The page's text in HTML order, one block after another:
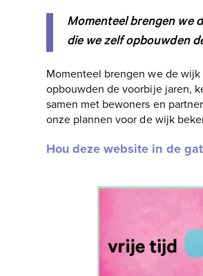
Momenteel brengen we
die we zelf opbouwden
Momenteel brengen we de
opbouwden de voorbije jaren,
samen met bewoners en
onze plannen voor de wijk
Hou deze website in de